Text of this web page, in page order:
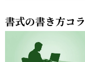
書式の書き方コ